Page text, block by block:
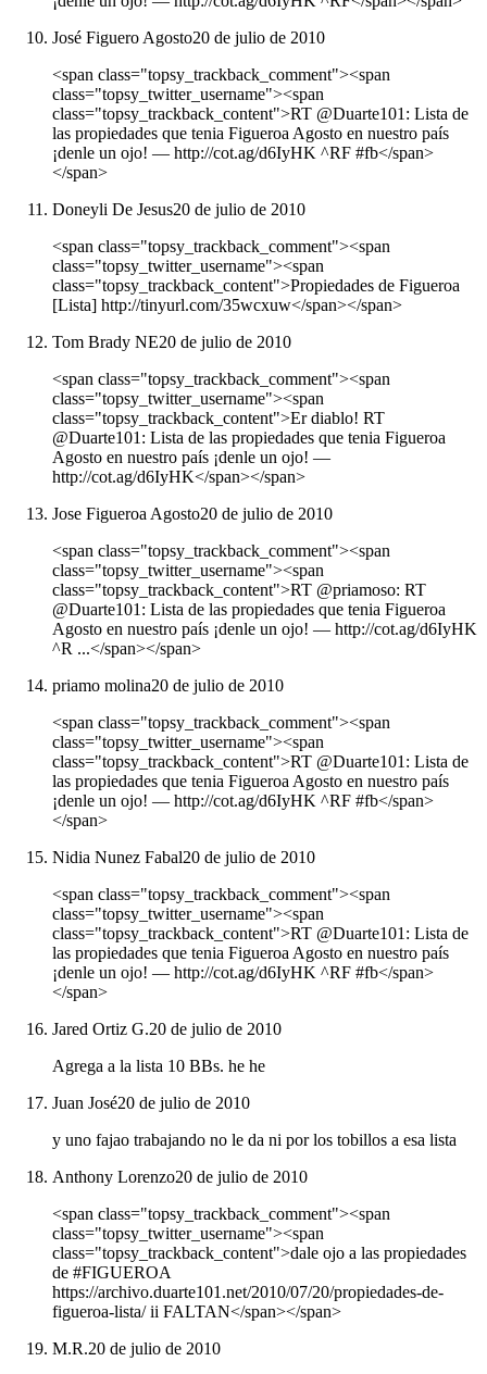
José Figuero Agosto20 de julio de 2010
<span class="topsy_trackback_comment"><span
class="topsy_twitter_username"><span
class="topsy_trackback_content">RT @Duarte101: Lista de
las propiedades que tenia Figueroa Agosto en nuestro país
¡denle un ojo! ― http://cot.ag/d6IyHK ^RF #fb</span>
</span>
Doneyli De Jesus20 de julio de 2010
<span class="topsy_trackback_comment"><span
class="topsy_twitter_username"><span
class="topsy_trackback_content">Propiedades de Figueroa
[Lista] http://tinyurl.com/35wcxuw</span></span>
Tom Brady NE20 de julio de 2010
<span class="topsy_trackback_comment"><span
class="topsy_twitter_username"><span
class="topsy_trackback_content">Er diablo! RT
@Duarte101: Lista de las propiedades que tenia Figueroa
Agosto en nuestro país ¡denle un ojo! ―
http://cot.ag/d6IyHK</span></span>
Jose Figueroa Agosto20 de julio de 2010
<span class="topsy_trackback_comment"><span
class="topsy_twitter_username"><span
class="topsy_trackback_content">RT @priamoso: RT
@Duarte101: Lista de las propiedades que tenia Figueroa
Agosto en nuestro país ¡denle un ojo! ― http://cot.ag/d6IyHK
^R ...</span></span>
priamo molina20 de julio de 2010
<span class="topsy_trackback_comment"><span
class="topsy_twitter_username"><span
class="topsy_trackback_content">RT @Duarte101: Lista de
las propiedades que tenia Figueroa Agosto en nuestro país
¡denle un ojo! ― http://cot.ag/d6IyHK ^RF #fb</span>
</span>
Nidia Nunez Fabal20 de julio de 2010
<span class="topsy_trackback_comment"><span
class="topsy_twitter_username"><span
class="topsy_trackback_content">RT @Duarte101: Lista de
las propiedades que tenia Figueroa Agosto en nuestro país
¡denle un ojo! ― http://cot.ag/d6IyHK ^RF #fb</span>
</span>
Jared Ortiz G.20 de julio de 2010
Agrega a la lista 10 BBs. he he
Juan José20 de julio de 2010
y uno fajao trabajando no le da ni por los tobillos a esa lista
Anthony Lorenzo20 de julio de 2010
<span class="topsy_trackback_comment"><span
class="topsy_twitter_username"><span
class="topsy_trackback_content">dale ojo a las propiedades
de #FIGUEROA
https://archivo.duarte101.net/2010/07/20/propiedades-de-
figueroa-lista/ ii FALTAN</span></span>
M.R.20 de julio de 2010